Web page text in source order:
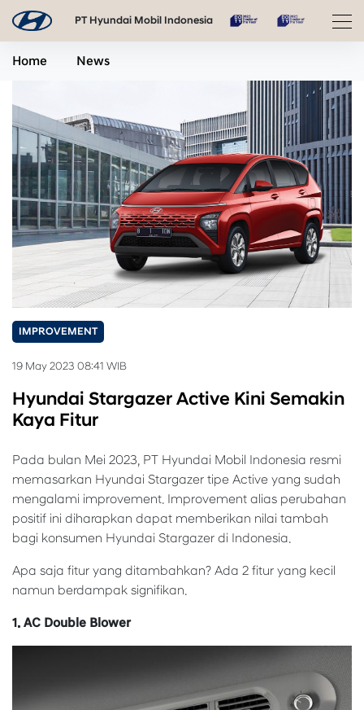
PT Hyundai Mobil Indonesia
Home News
IMPROVEMENT
19 May 2023 08:41 WIB
Hyundai Stargazer Active Kini Semakin
Kaya Fitur
Pada bulan Mei 2023, PT Hyundai Mobil Indonesia resmi
memasarkan Hyundai Stargazer tipe Active yang sudah
mengalami improvement. Improvement alias perubahan
positif ini diharapkan dapat memberikan nilai tambah
bagi konsumen Hyundai Stargazer di Indonesia.
Apa saja fitur yang ditambahkan? Ada 2 fitur yang kecil
namun berdampak signifikan.
1. AC Double Blower